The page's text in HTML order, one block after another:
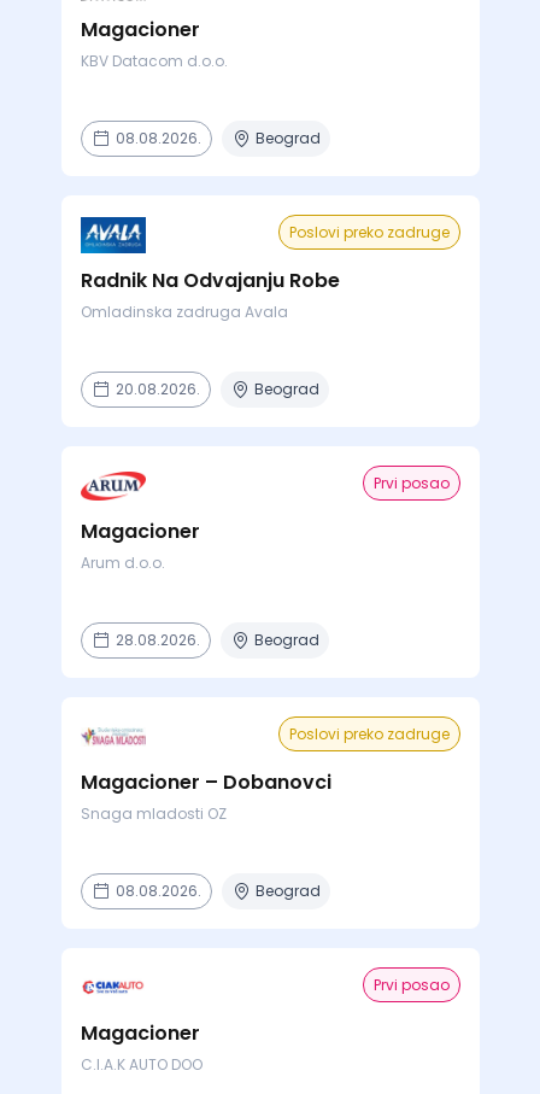
Magacioner
KBV Datacom d.o.o.
08.08.2026. Beograd
Poslovi preko zadruge
Radnik Na Odvajanju Robe
Omladinska zadruga Avala
20.08.2026. Beograd
Prvi posao
Magacioner
Arum d.o.o.
28.08.2026. Beograd
Poslovi preko zadruge
Magacioner – Dobanovci
Snaga mladosti OZ
08.08.2026. Beograd
Prvi posao
Magacioner
C.I.A.K AUTO DOO